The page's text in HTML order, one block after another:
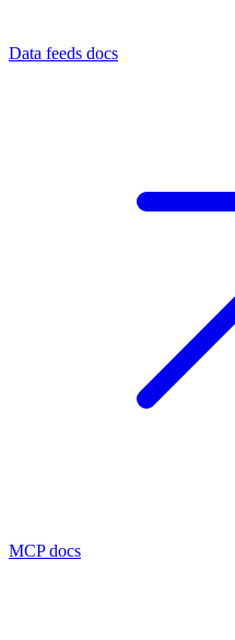
Data feeds docs
MCP docs